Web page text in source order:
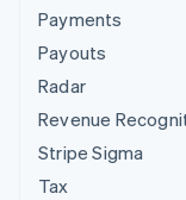
Payments
Payouts
Radar
Revenue
Stripe Sigma
Tax